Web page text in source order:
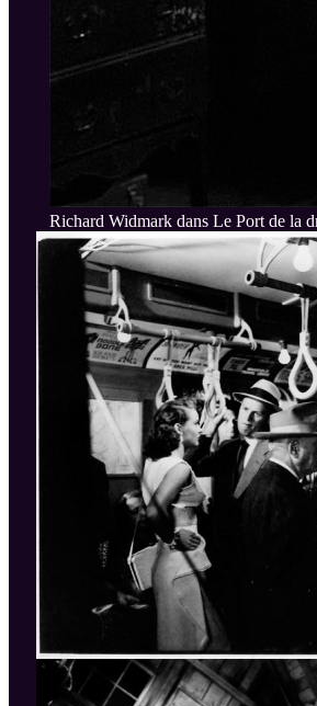
Richard Widmark dans Le Port de la